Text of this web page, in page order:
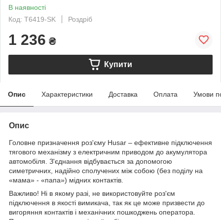
В наявності
Код: T6419-SK
Роздріб
1 236 ₴
Купити
Опис Характеристики Доставка Оплата Умови
Опис
Головне призначення роз'єму Husar – ефективне підключення
тягового механізму з електричним приводом до акумулятора
автомобіля. З'єднання відбувається за допомогою
симетричних, надійно сполучених між собою (без поділу на
«мама» - «папа») мідних контактів.
Важливо! Ні в якому разі, не використовуйте роз'єм
підключення в якості вимикача, так як це може призвести до
вигоряння контактів і механічних пошкоджень оператора.